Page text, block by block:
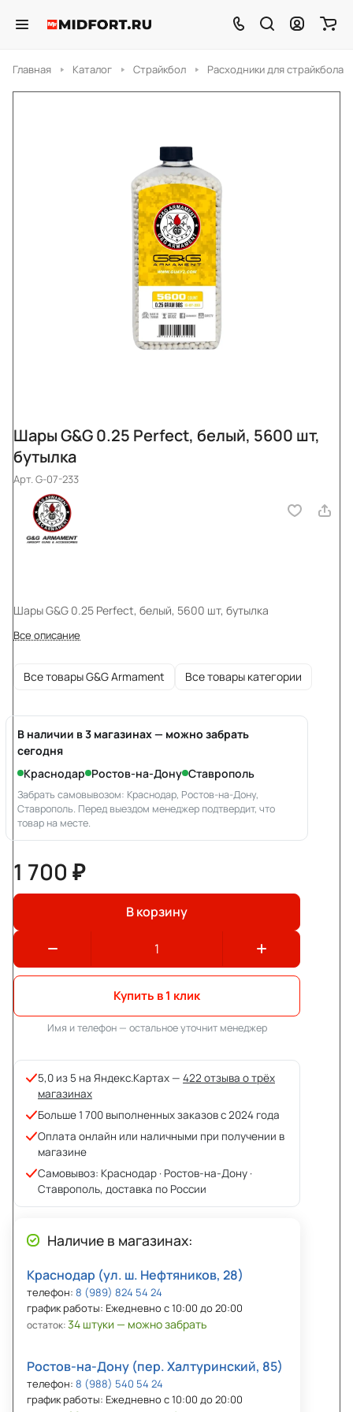
Главная Каталог Страйкбол Расходники для страйкбола
Шары G&G 0.25 Perfect, белый, 5600 шт,
бутылка
Арт.G-07-233
Шары G&G 0.25 Perfect, белый, 5600 шт, бутылка
Все описание
Все товары G&G Armament Все товары категории
В наличии в 3 магазинах — можно забрать
сегодня
Краснодар Ростов-на-Дону Ставрополь
Забрать самовывозом: Краснодар, Ростов-на-Дону,
Ставрополь. Перед выездом менеджер подтвердит, что
товар на месте.
1 700 ₽
В корзину
Купить в 1 клик
Имя и телефон — остальное уточнит менеджер
5,0 из 5 на Яндекс.Картах — 422 отзыва о трёх
магазинах
Больше 1 700 выполненных заказов с 2024 года
Оплата онлайн или наличными при получении в
магазине
Самовывоз: Краснодар · Ростов-на-Дону ·
Ставрополь, доставка по России
Наличие в магазинах:
Краснодар (ул. ш. Нефтяников, 28)
телефон: 8 (989) 824 54 24
график работы: Ежедневно с 10:00 до 20:00
остаток:34 штуки — можно забрать
Ростов-на-Дону (пер. Халтуринский, 85)
телефон: 8 (988) 540 54 24
график работы: Ежедневно с 10:00 до 20:00